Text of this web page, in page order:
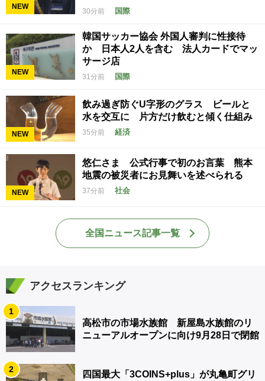
NEW
30分前 国際
NEW
韓国サッカー協会 外国人審判に性接待
か 日本人2人を含む 法人カードでマッ
サージ店
31分前 国際
NEW
飲み過ぎ防ぐU字形のグラス ビールと
水を交互に 片方だけ飲むと傾く仕組み
35分前 経済
NEW
悠仁さま 公式行事で初のお言葉 熊本
地震の被災者にお見舞いを述べられる
37分前 社会
全国ニュース記事一覧
アクセスランキング
1
高松市の市場水族館 新屋島水族館のリ
ニューアルオープンに向け9月28日で閉館
2
四国最大「3COINS+plus」が丸亀町グリ